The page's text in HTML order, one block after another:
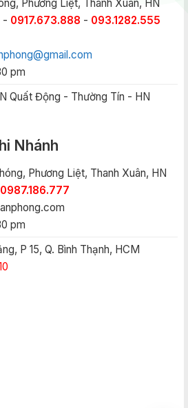
Phương Liệt, Thanh Xuân, HN
- 0917.673.888 - 093.1282.555
pm
Quất Động - Thường Tín - HN
Nhánh
Phương Liệt, Thanh Xuân, HN
0987.186.777
pm
P 15, Q. Bình Thạnh, HCM